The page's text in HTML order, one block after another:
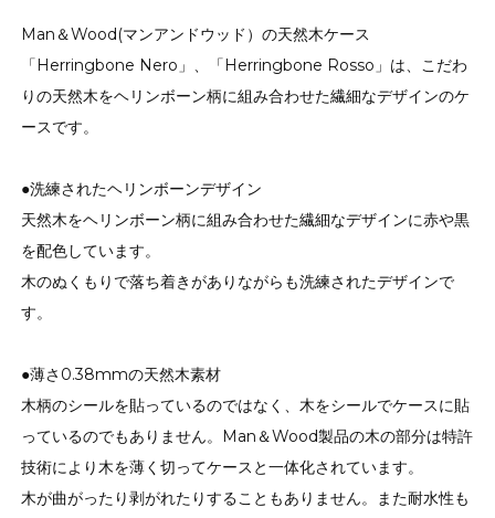
Man＆Wood(マンアンドウッド）の天然木ケース
「Herringbone Nero」、「Herringbone Rosso」は、こだわ
りの天然木をヘリンボーン柄に組み合わせた繊細なデザインのケ
ースです。
●洗練されたヘリンボーンデザイン
天然木をヘリンボーン柄に組み合わせた繊細なデザインに赤や黒
を配色しています。
木のぬくもりで落ち着きがありながらも洗練されたデザインで
す。
●薄さ0.38mmの天然木素材
木柄のシールを貼っているのではなく、木をシールでケースに貼
っているのでもありません。Man＆Wood製品の木の部分は特許
技術により木を薄く切ってケースと一体化されています。
木が曲がったり剥がれたりすることもありません。また耐水性も